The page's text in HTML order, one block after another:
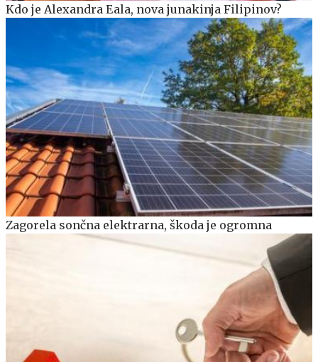
Kdo je Alexandra Eala, nova junakinja Filipinov?
Zagorela sončna elektrarna, škoda je ogromna